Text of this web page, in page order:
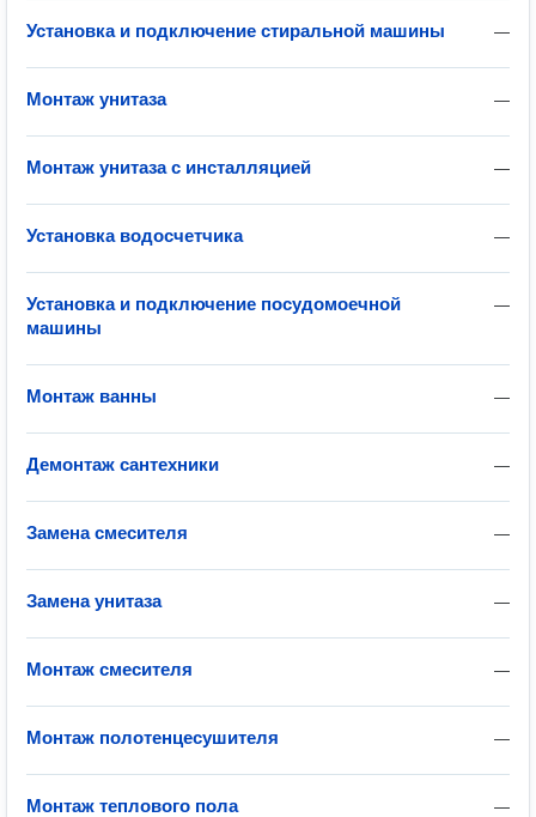
—
Установка и подключение стиральной машины
—
Монтаж унитаза
—
Монтаж унитаза с инсталляцией
—
Установка водосчетчика
—
Установка и подключение посудомоечной
машины
—
Монтаж ванны
—
Демонтаж сантехники
—
Замена смесителя
—
Замена унитаза
—
Монтаж смесителя
—
Монтаж полотенцесушителя
—
Монтаж теплового пола